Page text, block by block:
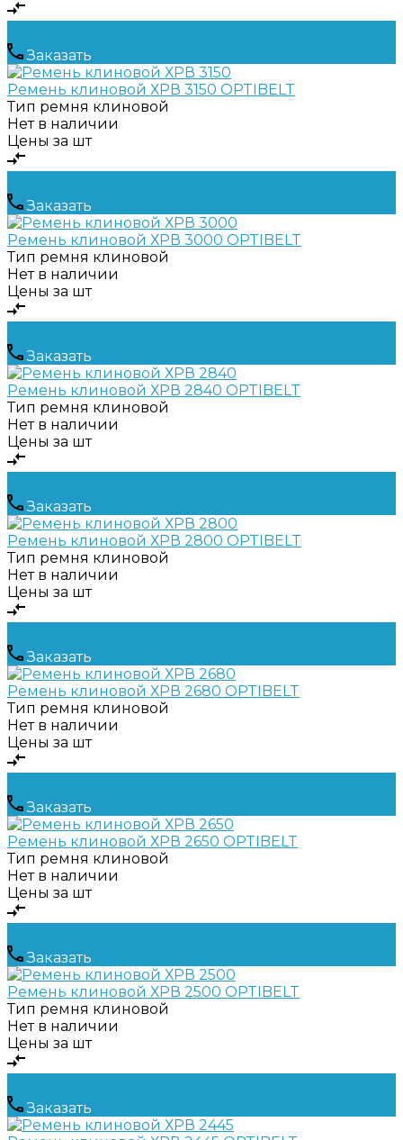
Заказать
Ремень клиновой ХРВ 3150 OPTIBELT
Тип ремня клиновой
Нет в наличии
Цены за шт
Заказать
Ремень клиновой ХРВ 3000 OPTIBELT
Тип ремня клиновой
Нет в наличии
Цены за шт
Заказать
Ремень клиновой ХРВ 2840 OPTIBELT
Тип ремня клиновой
Нет в наличии
Цены за шт
Заказать
Ремень клиновой ХРВ 2800 OPTIBELT
Тип ремня клиновой
Нет в наличии
Цены за шт
Заказать
Ремень клиновой ХРВ 2680 OPTIBELT
Тип ремня клиновой
Нет в наличии
Цены за шт
Заказать
Ремень клиновой ХРВ 2650 OPTIBELT
Тип ремня клиновой
Нет в наличии
Цены за шт
Заказать
Ремень клиновой ХРВ 2500 OPTIBELT
Тип ремня клиновой
Нет в наличии
Цены за шт
Заказать